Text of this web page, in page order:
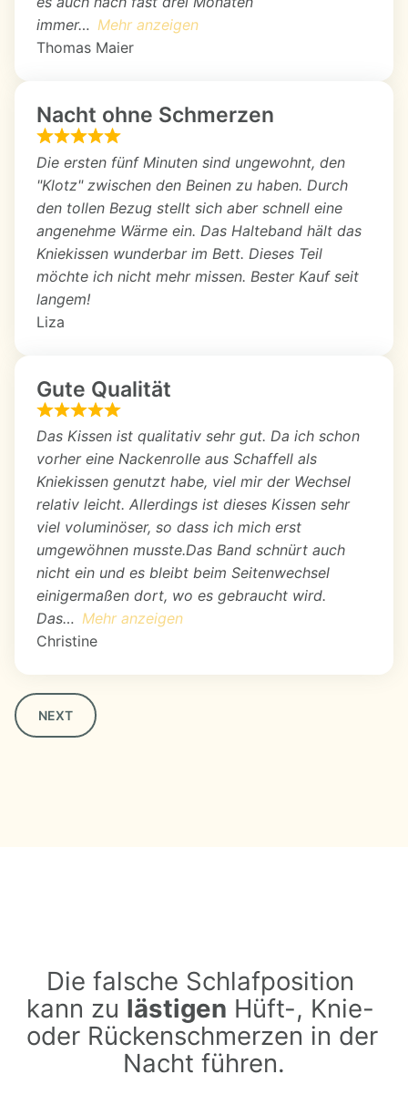
immer
Mehr anzeigen
Thomas Maier
Nacht ohne Schmerzen
Die ersten fünf Minuten sind ungewohnt, den
"Klotz" zwischen den Beinen zu haben. Durch
den tollen Bezug stellt sich aber schnell eine
angenehme Wärme ein. Das Halteband hält das
Kniekissen wunderbar im Bett. Dieses Teil
möchte ich nicht mehr missen. Bester Kauf seit
langem!
Liza
Gute Qualität
Das Kissen ist qualitativ sehr gut. Da ich schon
vorher eine Nackenrolle aus Schaffell als
Kniekissen genutzt habe, viel mir der Wechsel
relativ leicht. Allerdings ist dieses Kissen sehr
viel voluminöser, so dass ich mich erst
umgewöhnen musste.Das Band schnürt auch
nicht ein und es bleibt beim Seitenwechsel
einigermaßen dort, wo es gebraucht wird.
Das
Mehr anzeigen
Christine
Navigation
NEXT
Die falsche Schlafposition
kann zu lästigen Hüft-, Knie-
oder Rückenschmerzen in der
Nacht führen.